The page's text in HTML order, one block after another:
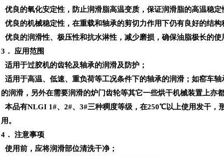
优良的氧化安定性，防止润滑脂高温变质，保证润滑脂的高温稳定
优良的机械稳定性，在重载和轴承的剪切力作用下仍有良好的结构
优良的润滑性、极压性和抗水淋性，减少磨损，确保油脂极长的使
3 ．
应用范围
适用于过胶机的齿轮及轴承的润滑及防护；
适用于高温、低速、重负荷等工况条件下的轴承的润滑；如窑车
的润滑，另外在需要润滑的炉门齿轮等其它一些烘干机械装置上亦
本品有NLGI 1#、 2#、 3#三种稠度等级，在250℃以上使用发干，
用。
4 ． 注意事项
使用前，应将润滑部位清洗干净；